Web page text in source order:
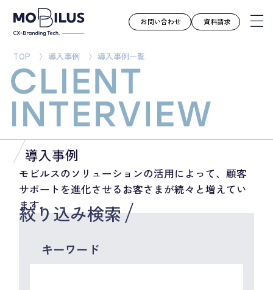
モビルスとは
サービス
導入事例
ユースケース
お知らせ
セミナー
お役立ち資料
採用情報
お問い合わせ 資料請求
TOP 導入事例 導入事例一覧
導入事例
モビルスのソリューションの活用によって、顧客
サポートを進化させるお客さまが続々と増えてい
ます。
絞り込み検索
キーワード